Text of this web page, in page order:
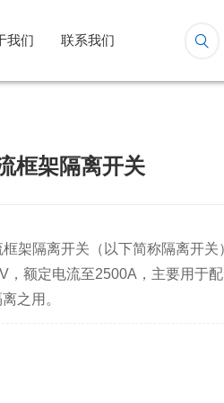
我们 联系我们
框架隔离开关
架隔离开关（以下简称隔离开关
，额定电流至2500A，主要用于
之用。